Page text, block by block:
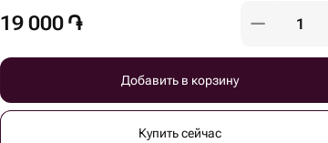
19 000 ֏
Добавить в корзину
Купить сейчас